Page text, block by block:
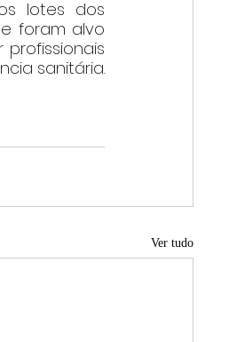
lotes dos
foram alvo
sanitária.
Ver tudo